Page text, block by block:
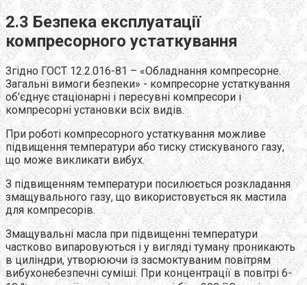
2.3 Безпека експлуатації
компресорного устаткування
Згідно ГОСТ 12.2.016-81 – «Обладнання компресорне.
Загальні вимоги безпеки» - компресорне устаткування
об'єднує стаціонарні і пересувні компресори і
компресорні установки всіх видів.
При роботі компресорного устаткування можливе
підвищення температури або тиску стискуваного газу,
що може викликати вибух.
З підвищенням температури посилюється розкладання
змащувального газу, що використовується як мастила
для компресорів.
Змащувальні масла при підвищенні температури
частково випаровуються і у вигляді туману проникають
в циліндри, утворюючи із засмоктуваним повітрям
вибухонебезпечні суміші. При концентрації в повітрі 6-